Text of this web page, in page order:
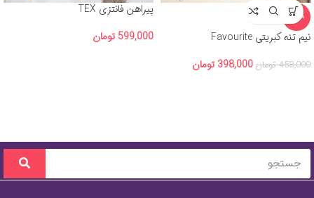
-13%
نیم تنه کبریتی Favourite
458,000 تومان 398,000 تومان
پیراهن فانتزی TEX
599,000 تومان